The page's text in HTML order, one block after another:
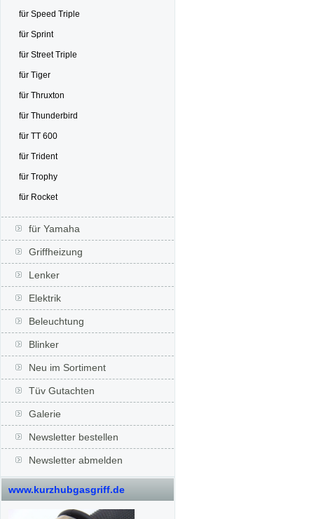
für Speed Triple
für Sprint
für Street Triple
für Tiger
für Thruxton
für Thunderbird
für TT 600
für Trident
für Trophy
für Rocket
für Yamaha
Griffheizung
Lenker
Elektrik
Beleuchtung
Blinker
Neu im Sortiment
Tüv Gutachten
Galerie
Newsletter bestellen
Newsletter abmelden
www.kurzhubgasgriff.de